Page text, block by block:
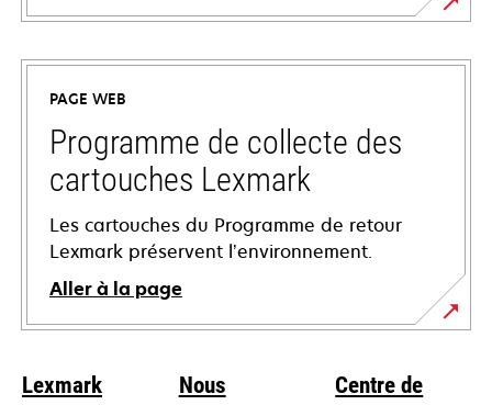
s’ouvre
dans
nouvel
onglet
PAGE WEB
Programme de collecte des
cartouches Lexmark
Les cartouches du Programme de retour
Lexmark préservent l’environnement.
Aller à la page
Lexmark Nous Centre de